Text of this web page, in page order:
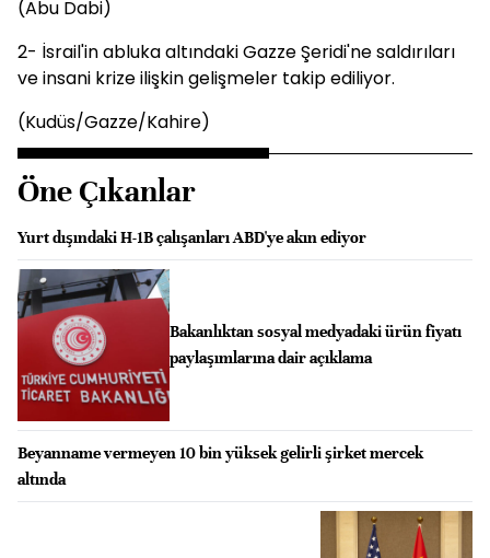
(Abu Dabi)
2- İsrail'in abluka altındaki Gazze Şeridi'ne saldırıları
ve insani krize ilişkin gelişmeler takip ediliyor.
(Kudüs/Gazze/Kahire)
Öne Çıkanlar
Yurt dışındaki H-1B çalışanları ABD'ye akın ediyor
Bakanlıktan sosyal medyadaki ürün fiyatı
paylaşımlarına dair açıklama
Beyanname vermeyen 10 bin yüksek gelirli şirket mercek
altında